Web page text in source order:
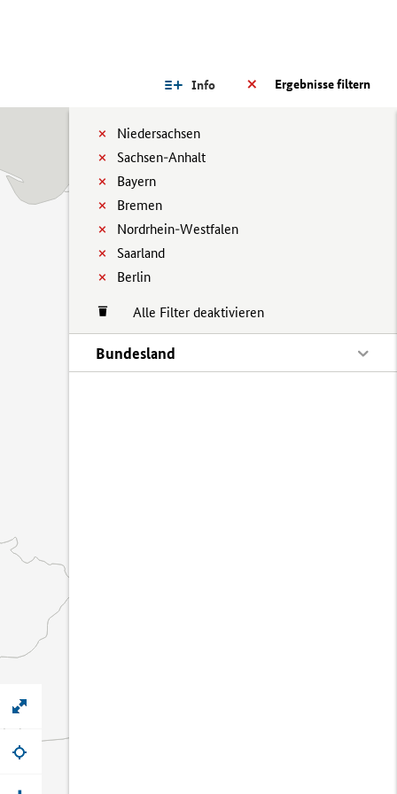
Ergebnisse filtern
Info
Niedersachsen
Sachsen-Anhalt
Bayern
Bremen
Nordrhein-Westfalen
Saarland
Berlin
Alle Filter deaktivieren
Bundesland